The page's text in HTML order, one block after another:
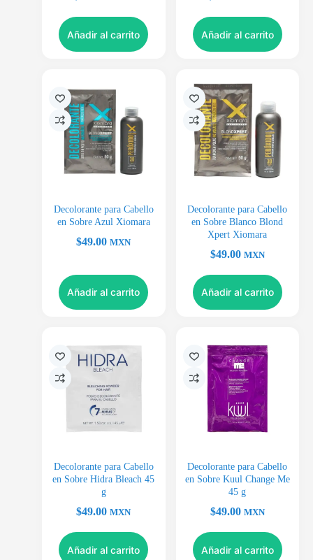
Añadir al carrito Añadir al carrito
Decolorante para Cabello
en Sobre Azul Xiomara
$49.00 MXN
Añadir al carrito
Decolorante para Cabello
en Sobre Blanco Blond
Xpert Xiomara
$49.00 MXN
Añadir al carrito
Decolorante para Cabello
en Sobre Hidra Bleach 45
g
$49.00 MXN
Añadir al carrito
Decolorante para Cabello
en Sobre Kuul Change Me
45 g
$49.00 MXN
Añadir al carrito